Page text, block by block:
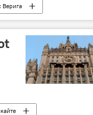
Верига